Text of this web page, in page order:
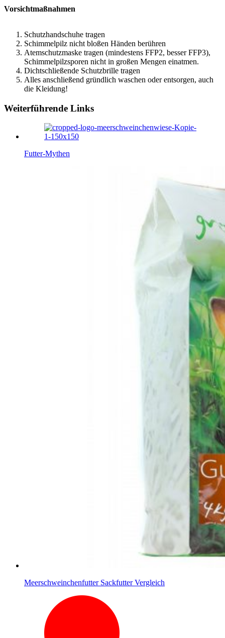
Vorsichtmaßnahmen
Schutzhandschuhe tragen
Schimmelpilz nicht bloßen Händen berühren
Atemschutzmaske tragen (mindestens FFP2, besser FFP3),
Schimmelpilzsporen nicht in großen Mengen einatmen.
Dichtschließende Schutzbrille tragen
Alles anschließend gründlich waschen oder entsorgen, auch
die Kleidung!
Weiterführende Links
Futter-Mythen
Meerschweinchenfutter Sackfutter Vergleich